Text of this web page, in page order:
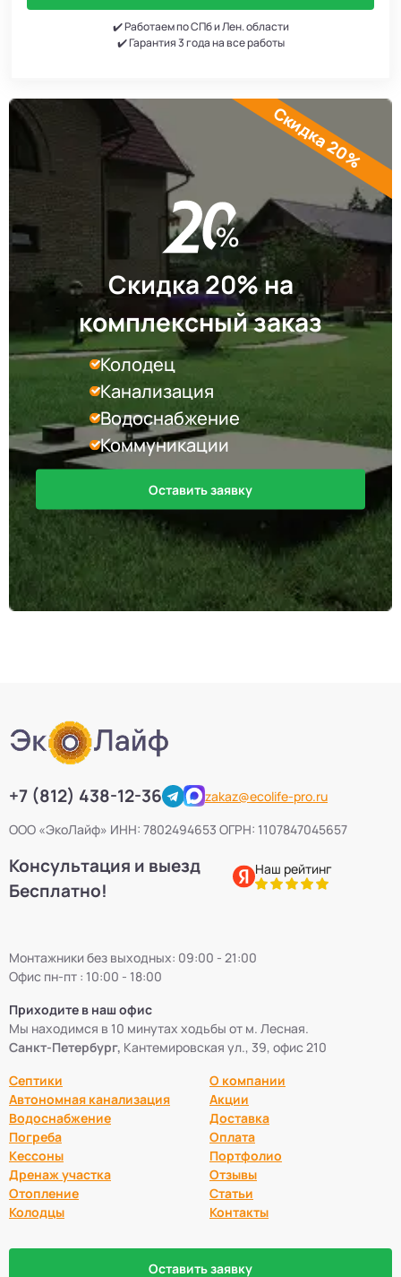
✔️ Работаем по СПб и Лен. области
✔️ Гарантия 3 года на все работы
Скидка 20% на
комплексный заказ
Колодец
Канализация
Водоснабжение
Коммуникации
Оставить заявку
Скидка 20%
+7 (812) 438-12-36
zakaz@ecolife-pro.ru
ООО «ЭкоЛайф» ИНН: 7802494653 ОГРН: 1107847045657
Консультация и выезд
Бесплатно!
Наш рейтинг
Монтажники без выходных: 09:00 - 21:00
Офис пн-пт : 10:00 - 18:00
Приходите в наш офис
Мы находимся в 10 минутах ходьбы от м. Лесная.
Санкт-Петербург, Кантемировская ул., 39, офис 210
Септики
Автономная канализация
Водоснабжение
Погреба
Кессоны
Дренаж участка
Отопление
Колодцы
О компании
Акции
Доставка
Оплата
Портфолио
Отзывы
Статьи
Контакты
Оставить заявку